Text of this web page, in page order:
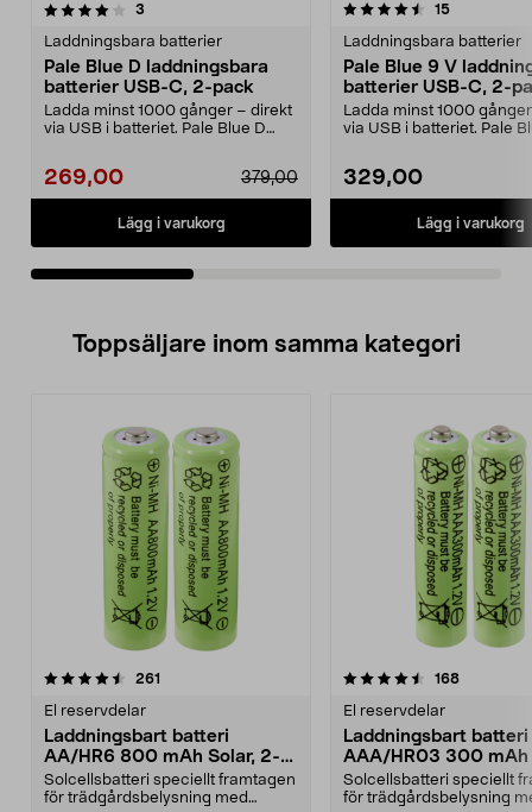
3
Laddningsbara batterier
Pale Blue D laddningsbara
batterier USB-C, 2-pack
Ladda minst 1000 gånger – direkt
via USB i batteriet. Pale Blue D
379,00
269,00
Lägg i varukorg
4.5av 5 stjärnor 15recensioner
Laddningsbara batterier
Pale Blue 9 V
batterier USB-C, 2-
Ladda minst 1000
via USB i batteriet. Pale
329,00
Lägg i varukorg
2.5av 5 stjärnor
Toppsäljare inom samma kategori
261
El reservdelar
Laddningsbart batteri
AA/HR6 800 mAh Solar, 2-
pack
Solcellsbatteri speciellt framtagen
för trädgårdsbelysning med
4.5 av 5 stjärnor 168
El reservdelar
Laddningsbart batteri
AAA/HR03 300 mAh
2-pack
Solcellsbatteri speciellt
för trädgårdsbelysning
4.5 av 5 stjärnor